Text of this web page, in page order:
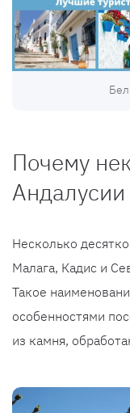
Почему
Несколько
Малага, Кадис и
Такое
особенностями
из камня,